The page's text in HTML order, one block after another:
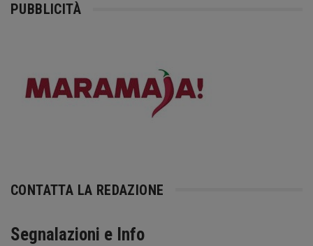
PUBBLICITÀ
CONTATTA LA REDAZIONE
Segnalazioni e Info